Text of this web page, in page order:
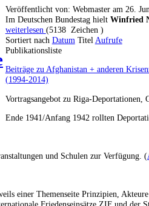
Veröffentlicht von: Webmaster am 26.
Im Deutschen Bundestag hielt Winfried
weiterlesen (5138 Zeichen )
Sortiert nach Datum Titel Aufrufe
Publikationsliste
Beiträge zu Afghanistan + anderen
(1994-2014)
Vortragsangebot zu Riga-
Ende 1941/Anfang 1942 rollten
und Schulen zur Verfügung. (
einer Themenseite Prinzipien,
Friedenseinsätze ZIF und